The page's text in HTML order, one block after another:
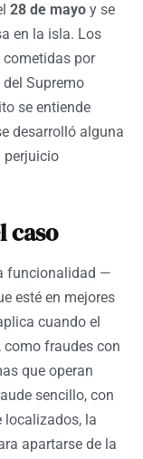
28 de mayo y se
en la isla. Los
cometidas por
Supremo
se entiende
desarrolló alguna
perjuicio
caso
funcionalidad —
esté en mejores
cuando el
fraudes con
que operan
sencillo, con
localizados, la
apartarse de la